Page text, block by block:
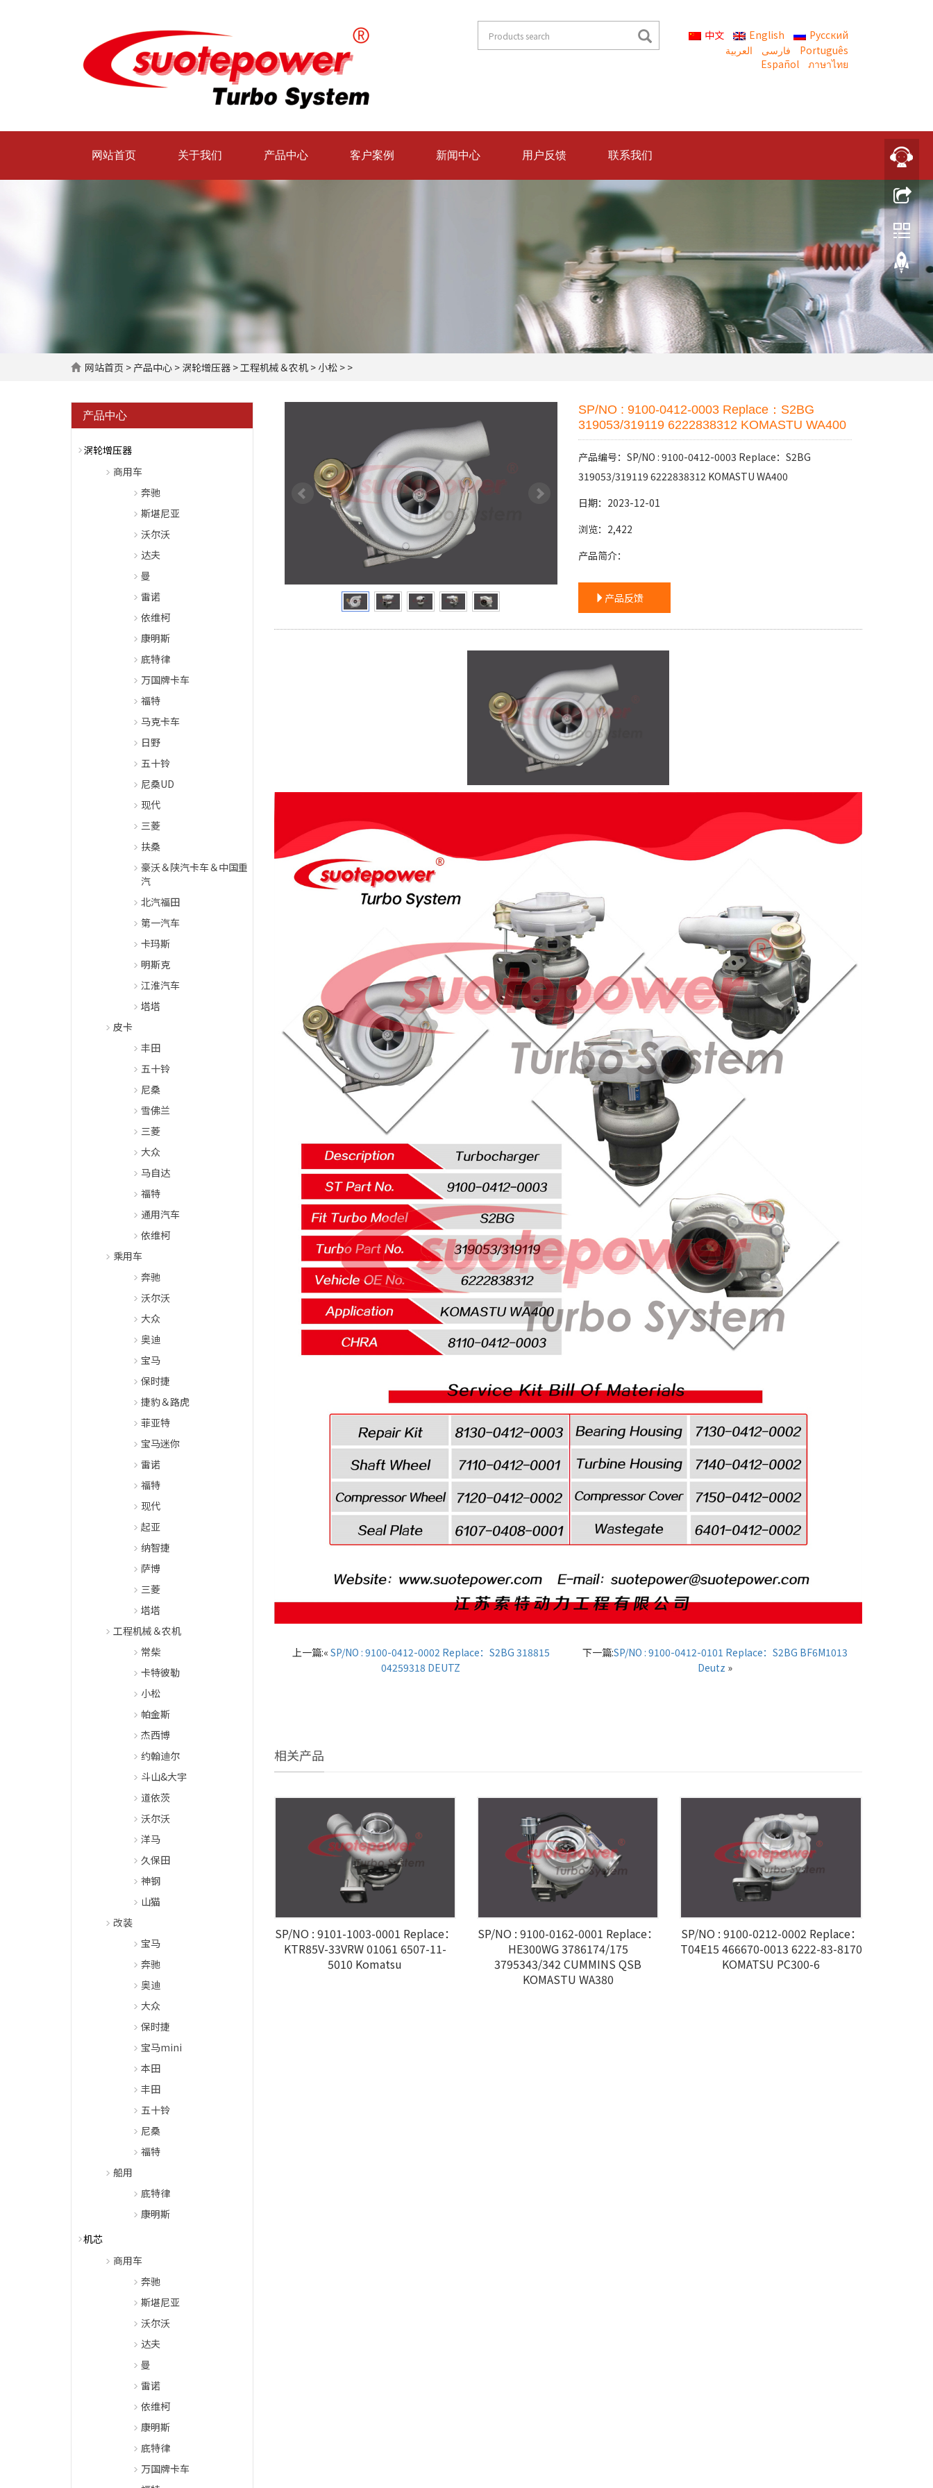
中文 English
Русский
العربية
Português
Español
ภาษาไทย
网站首页 关于我们 产品中心 客户案例 新闻中心 用户反馈 联系我们
网站首页 > 产品中心 > 涡轮增压器 >工程机械＆农机 > 小松 > >
SP/NO : 9100-0412-0003 Replace：S2BG
319053/319119 6222838312 KOMASTU WA400
产品编号：SP/NO : 9100-0412-0003 Replace：S2BG
319053/319119 6222838312 KOMASTU WA400
日期：2023-12-01
浏览：2,422
产品简介：
产品反馈
上一篇:« SP/NO : 9100-0412-0002 Replace：S2BG 318815
04259318 DEUTZ
下一篇:SP/NO : 9100-0412-0101 Replace：S2BG BF6M1013
Deutz »
相关产品
SP/NO : 9101-1003-0001 Replace：
KTR85V-33VRW 01061 6507-11-
5010 Komatsu
SP/NO : 9100-0162-0001 Replace：
HE300WG 3786174/175
3795343/342 CUMMINS QSB
KOMASTU WA380
SP/NO : 9100-0212-0002 Replace：
T04E15 466670-0013 6222-83-8170
KOMATSU PC300-6
产品中心
涡轮增压器
商用车
奔驰
斯堪尼亚
沃尔沃
达夫
曼
雷诺
依维柯
康明斯
底特律
万国牌卡车
福特
马克卡车
日野
五十铃
尼桑UD
现代
三菱
扶桑
豪沃＆陕汽卡车＆中国重
汽
北汽福田
第一汽车
卡玛斯
明斯克
江淮汽车
塔塔
皮卡
丰田
五十铃
尼桑
雪佛兰
三菱
大众
马自达
福特
通用汽车
依维柯
乘用车
奔驰
沃尔沃
大众
奥迪
宝马
保时捷
捷豹＆路虎
菲亚特
宝马迷你
雷诺
福特
现代
起亚
纳智捷
萨博
三菱
塔塔
工程机械＆农机
常柴
卡特彼勒
小松
帕金斯
杰西博
约翰迪尔
斗山&大宇
道依茨
沃尔沃
洋马
久保田
神钢
山猫
改装
宝马
奔驰
奥迪
大众
保时捷
宝马mini
本田
丰田
五十铃
尼桑
福特
船用
底特律
康明斯
机芯
商用车
奔驰
斯堪尼亚
沃尔沃
达夫
曼
雷诺
依维柯
康明斯
底特律
万国牌卡车